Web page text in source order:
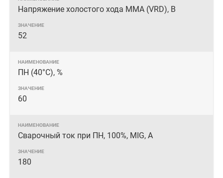
Напряжение холостого хода MMA (VRD), В
52
ПН (40°C), %
60
Сварочный ток при ПН, 100%, MIG, А
180